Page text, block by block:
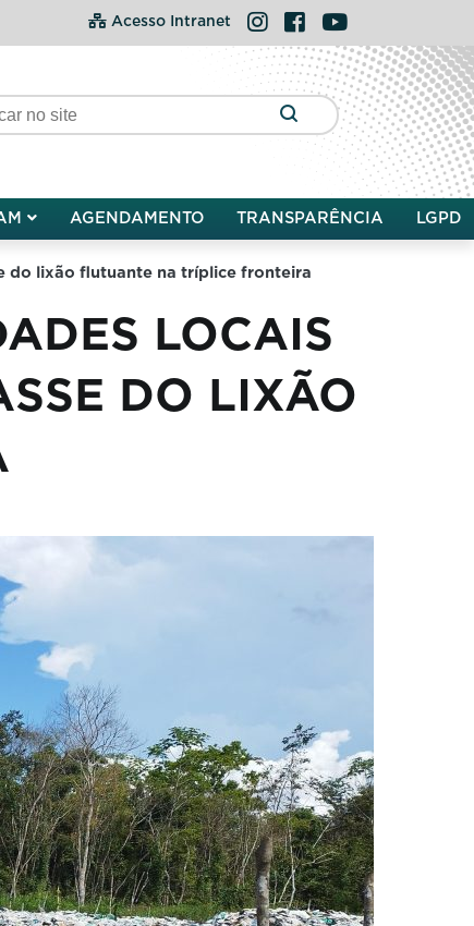
Acesso Intranet Instagram
FacebookYouTube
AGENDAMENTO TRANSPARÊNCIA LGPD
do lixão flutuante na tríplice fronteira
LOCAIS
DO LIXÃO